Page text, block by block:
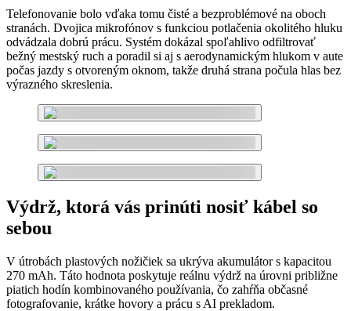
Telefonovanie bolo vďaka tomu čisté a bezproblémové na oboch
stranách. Dvojica mikrofónov s funkciou potlačenia okolitého hluku
odvádzala dobrú prácu. Systém dokázal spoľahlivo odfiltrovať
bežný mestský ruch a poradil si aj s aerodynamickým hlukom v aute
počas jazdy s otvoreným oknom, takže druhá strana počula hlas bez
výrazného skreslenia.
Výdrž, ktorá vás prinúti nosiť kábel so
sebou
V útrobách plastových nožičiek sa ukrýva akumulátor s kapacitou
270 mAh. Táto hodnota poskytuje reálnu výdrž na úrovni približne
piatich hodín kombinovaného používania, čo zahŕňa občasné
fotografovanie, krátke hovory a prácu s AI prekladom.